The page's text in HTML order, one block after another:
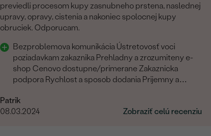
previedli procesom kupy zasnubneho prstena, naslednej
upravy, opravy, cistenia a nakoniec spolocnej kupy
obruciek. Odporucam.
Bezproblemova komunikácia Ústretovosť voci
poziadavkam zakaznika Prehladny a zrozumiteny e-
shop Cenovo dostupne/primerane Zakaznicka
podpora Rychlost a sposob dodania Prijemny a
Patrik
08.03.2024
Zobraziť celú recenziu